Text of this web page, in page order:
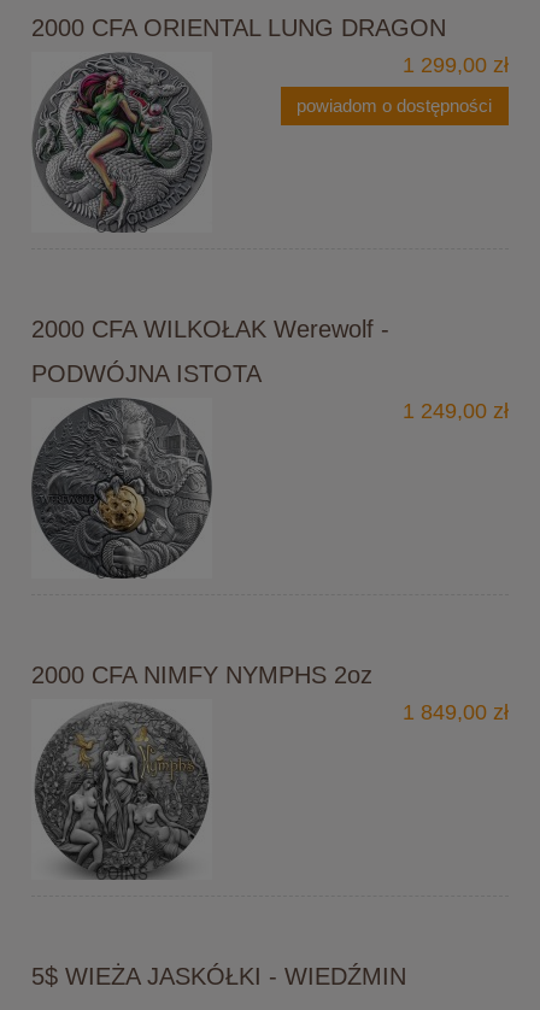
2000 CFA ORIENTAL LUNG DRAGON
1 299,00 zł
powiadom o dostępności
2000 CFA WILKOŁAK Werewolf -
PODWÓJNA ISTOTA
1 249,00 zł
2000 CFA NIMFY NYMPHS 2oz
1 849,00 zł
5$ WIEŻA JASKÓŁKI - WIEDŹMIN